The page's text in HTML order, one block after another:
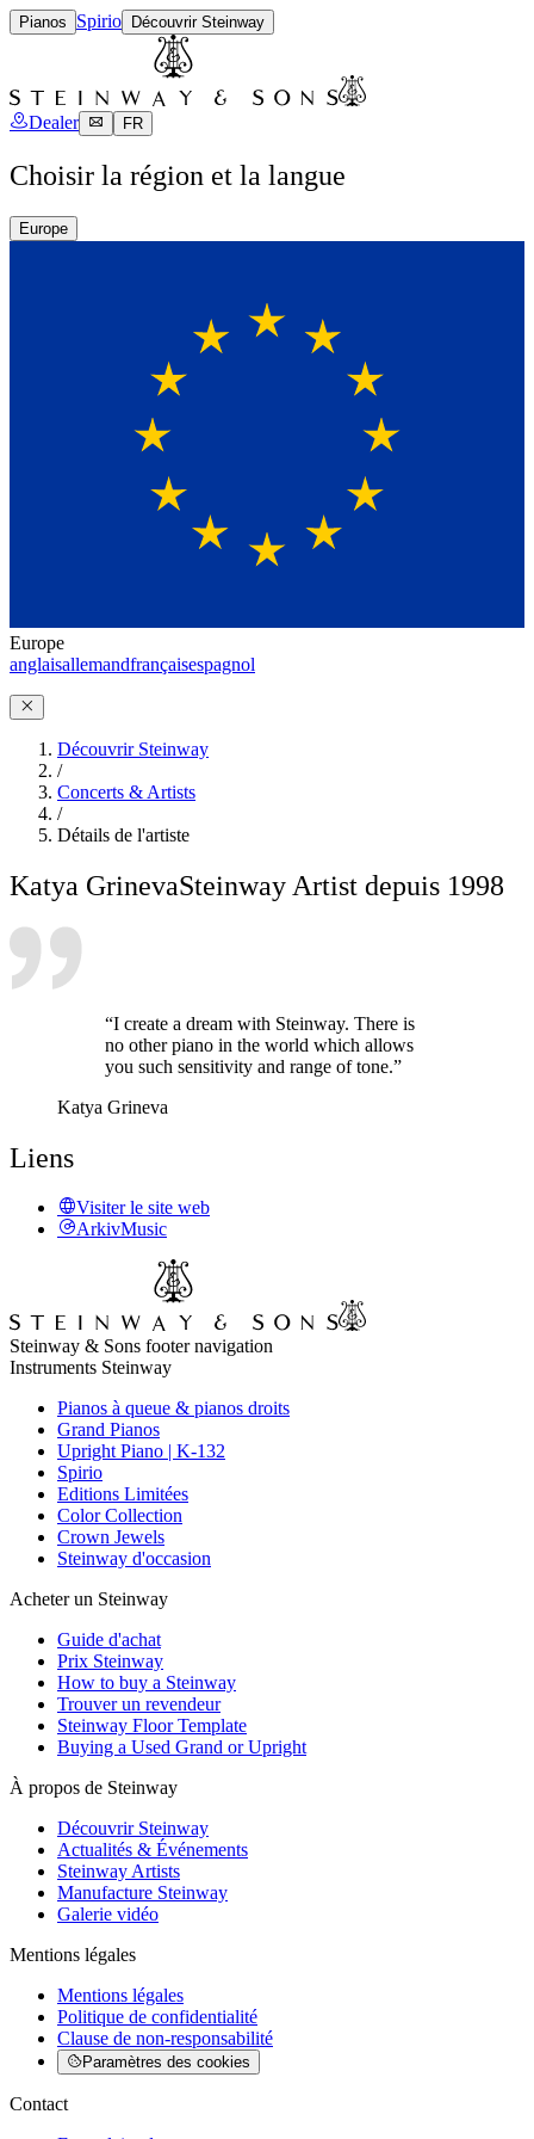
Pianos Spirio Découvrir Steinway
Dealer FR
Choisir la région et la langue
Europe
Europe
anglaisallemandfrançaisespagnol
Découvrir Steinway
/
Concerts & Artists
/
Détails de l'artiste
Katya GrinevaSteinway Artist depuis 1998
“I create a dream with Steinway. There is
no other piano in the world which allows
you such sensitivity and range of tone.”
Katya Grineva
Liens
Visiter le site web
ArkivMusic
Steinway & Sons footer navigation
Instruments Steinway
Pianos à queue & pianos droits
Grand Pianos
Upright Piano | K-132
Spirio
Editions Limitées
Color Collection
Crown Jewels
Steinway d'occasion
Acheter un Steinway
Guide d'achat
Prix Steinway
How to buy a Steinway
Trouver un revendeur
Steinway Floor Template
Buying a Used Grand or Upright
À propos de Steinway
Découvrir Steinway
Actualités & Événements
Steinway Artists
Manufacture Steinway
Galerie vidéo
Mentions légales
Mentions légales
Politique de confidentialité
Clause de non-responsabilité
Paramètres des cookies
Contact